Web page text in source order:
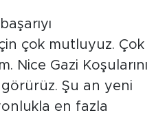
çok mutluyuz. Çok
Nice Gazi Koşularını
Şu an yeni
en fazla